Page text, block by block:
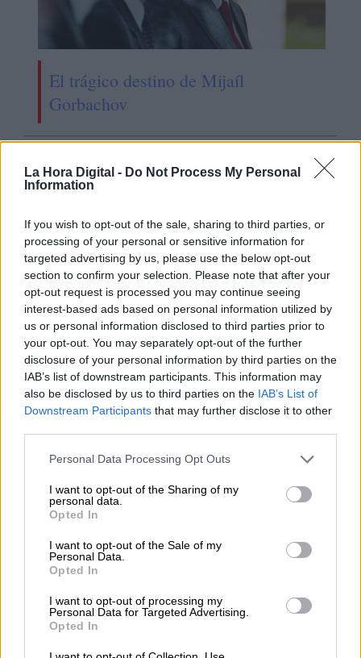
La Hora Digital - Do Not Process My Personal
Information
If you wish to opt-out of the sale, sharing to third parties, or
processing of your personal or sensitive information for
targeted advertising by us, please use the below opt-out
section to confirm your selection. Please note that after your
opt-out request is processed you may continue seeing
interest-based ads based on personal information utilized by
us or personal information disclosed to third parties prior to
your opt-out. You may separately opt-out of the further
disclosure of your personal information by third parties on the
IAB’s list of downstream participants. This information may
also be disclosed by us to third parties on the IAB’s List of
Downstream Participants that may further disclose it to other
Personal Data Processing Opt Outs
I want to opt-out of the Sharing of my
personal data.
Opted In
I want to opt-out of the Sale of my
Personal Data.
Opted In
I want to opt-out of processing my
Personal Data for Targeted Advertising.
Opted In
El trágico destino de Mijaíl
Gorbachov
OPINIONES DIVERSAS
¿La ciudadanía de Occidente
es consciente del riesgo de
una tercera guerra mundial?
Por Álvaro Frutos Rosado y Gabinete
Geopolítica de Crisis
Suelta y confía
Por María Comesaña
Votantes y votados
El Conflicto de Oriente Medio:
Un Nuevo Orden Autoritario
en Construcción
Por Álvaro Frutos Rosado y Gabinete
Por Carlos Miranda
Clara Campoamor: Mi sueño,